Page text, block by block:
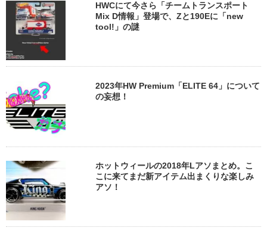
HWCにて今さら「チームトランスポート
Mix D情報」登場で、Zと190Eに「new
tool!」の謎
2023年HW Premium「ELITE 64」について
の妄想！
ホットウィールの2018年Lアソまとめ。こ
こに来てまだ新アイテム出まくりな楽しみ
アソ！